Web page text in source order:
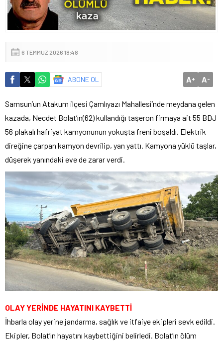
6 TEMMUZ 2026 18:48
ABONE OL A+ A-
Samsun’un Atakum ilçesi Çamlıyazı Mahallesi’nde meydana gelen
kazada, Necdet Bolat’ın(62) kullandığı taşeron firmaya ait 55 BDJ
56 plakalı hafriyat kamyonunun yokuşta freni boşaldı. Elektrik
direğine çarpan kamyon devrilip, yan yattı. Kamyona yüklü taşlar,
düşerek yanındaki eve de zarar verdi.
OLAY YERİNDE HAYATINI KAYBETTİ
İhbarla olay yerine jandarma, sağlık ve itfaiye ekipleri sevk edildi.
Ekipler, Bolat’ın hayatını kaybettiğini belirledi. Bolat’ın ölüm